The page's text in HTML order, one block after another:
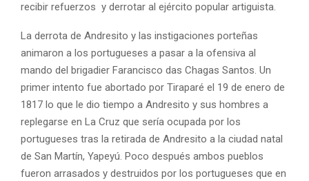
recibir refuerzos y derrotar al ejército popular artiguista.
La derrota de Andresito y las instigaciones porteñas
animaron a los portugueses a pasar a la ofensiva al
mando del brigadier Farancisco das Chagas Santos. Un
primer intento fue abortado por Tiraparé el 19 de enero de
1817 lo que le dio tiempo a Andresito y sus hombres a
replegarse en La Cruz que sería ocupada por los
portugueses tras la retirada de Andresito a la ciudad natal
de San Martín, Yapeyú. Poco después ambos pueblos
fueron arrasados y destruidos por los portugueses que en